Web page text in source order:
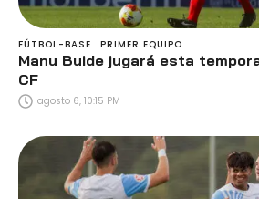
FÚTBOL-BASE PRIMER EQUIPO
Manu Buide jugará esta
CF
agosto 6, 10:15 PM